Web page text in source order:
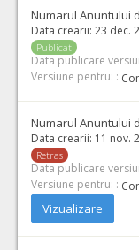
VALOAREA
TVA:
1.220,00 - 29.280,00
Formularul
Achizitia se
operatorilor
Da Nu
Numarul Anuntului
Data crearii: 23 dec.
Publicat
Data publicare
Versiune pentru: :
Numarul Anuntului
Data crearii: 11 nov.
Retras
Data publicare
Versiune pentru: :
Vizualizare